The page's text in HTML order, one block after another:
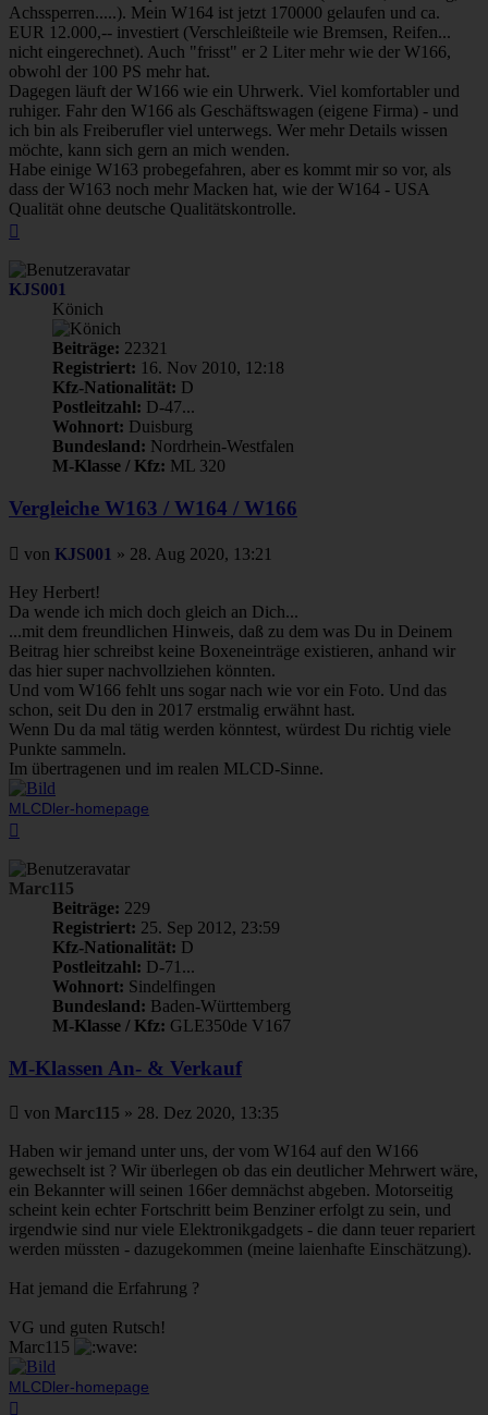
Achssperren.....). Mein W164 ist jetzt 170000 gelaufen und ca.
EUR 12.000,-- investiert (Verschleißteile wie Bremsen, Reifen...
nicht eingerechnet). Auch "frisst" er 2 Liter mehr wie der W166,
obwohl der 100 PS mehr hat.
Dagegen läuft der W166 wie ein Uhrwerk. Viel komfortabler und
ruhiger. Fahr den W166 als Geschäftswagen (eigene Firma) - und
ich bin als Freiberufler viel unterwegs. Wer mehr Details wissen
möchte, kann sich gern an mich wenden.
Habe einige W163 probegefahren, aber es kommt mir so vor, als
dass der W163 noch mehr Macken hat, wie der W164 - USA
Qualität ohne deutsche Qualitätskontrolle.
KJS001
Könich
Beiträge: 22321
Registriert: 16. Nov 2010, 12:18
Kfz-Nationalität: D
Postleitzahl: D-47...
Wohnort: Duisburg
Bundesland: Nordrhein-Westfalen
M-Klasse / Kfz: ML 320
Vergleiche W163 / W164 / W166
Beitrag
von KJS001 » 28. Aug 2020, 13:21
Hey Herbert!
Da wende ich mich doch gleich an Dich...
...mit dem freundlichen Hinweis, daß zu dem was Du in Deinem
Beitrag hier schreibst keine Boxeneinträge existieren, anhand wir
das hier super nachvollziehen könnten.
Und vom W166 fehlt uns sogar nach wie vor ein Foto. Und das
schon, seit Du den in 2017 erstmalig erwähnt hast.
Wenn Du da mal tätig werden könntest, würdest Du richtig viele
Punkte sammeln.
Im übertragenen und im realen MLCD-Sinne.
MLCDler-homepage
Marc115
Beiträge: 229
Registriert: 25. Sep 2012, 23:59
Kfz-Nationalität: D
Postleitzahl: D-71...
Wohnort: Sindelfingen
Bundesland: Baden-Württemberg
M-Klasse / Kfz: GLE350de V167
M-Klassen An- & Verkauf
Beitrag
von Marc115 » 28. Dez 2020, 13:35
Haben wir jemand unter uns, der vom W164 auf den W166
gewechselt ist ? Wir überlegen ob das ein deutlicher Mehrwert wäre,
ein Bekannter will seinen 166er demnächst abgeben. Motorseitig
scheint kein echter Fortschritt beim Benziner erfolgt zu sein, und
irgendwie sind nur viele Elektronikgadgets - die dann teuer repariert
werden müssten - dazugekommen (meine laienhafte Einschätzung).
Hat jemand die Erfahrung ?
VG und guten Rutsch!
Marc115
MLCDler-homepage